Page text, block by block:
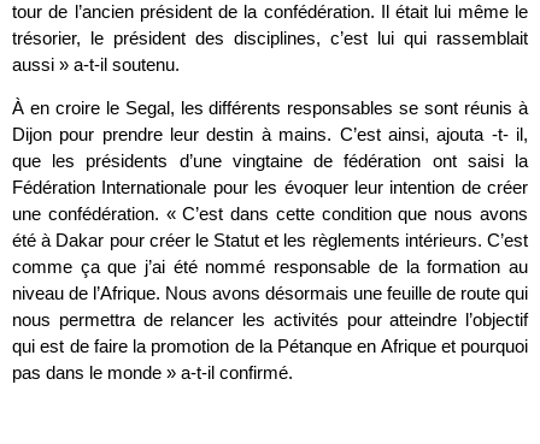
tour de l’ancien président de la confédération. Il était lui même le
trésorier, le président des disciplines, c’est lui qui rassemblait
aussi » a-t-il soutenu.
À en croire le Segal, les différents responsables se sont réunis à
Dijon pour prendre leur destin à mains. C’est ainsi, ajouta -t- il,
que les présidents d’une vingtaine de fédération ont saisi la
Fédération Internationale pour les évoquer leur intention de créer
une confédération. « C’est dans cette condition que nous avons
été à Dakar pour créer le Statut et les règlements intérieurs. C’est
comme ça que j’ai été nommé responsable de la formation au
niveau de l’Afrique. Nous avons désormais une feuille de route qui
nous permettra de relancer les activités pour atteindre l’objectif
qui est de faire la promotion de la Pétanque en Afrique et pourquoi
pas dans le monde » a-t-il confirmé.